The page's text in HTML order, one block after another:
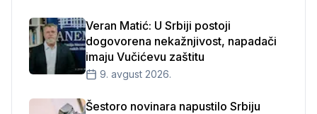
Veran Matić: U Srbiji postoji
dogovorena nekažnjivost, napadači
imaju Vučićevu zaštitu
9. avgust 2026.
Šestoro novinara napustilo Srbiju